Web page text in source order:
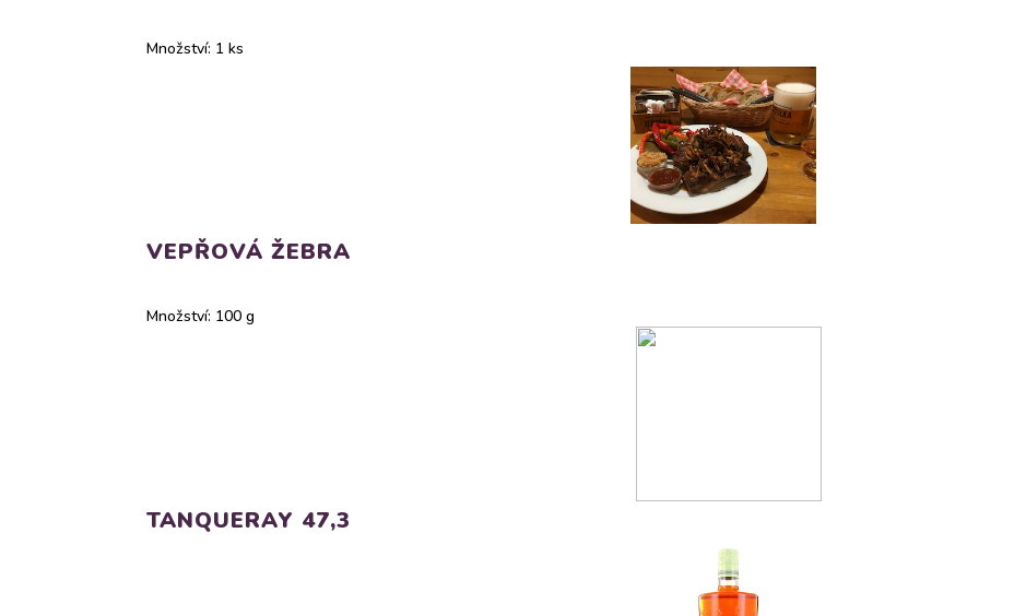
Množství: 1 ks
VEPŘOVÁ ŽEBRA
Množství: 100 g
TANQUERAY 47,3